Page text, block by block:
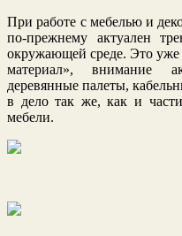
При работе с мебелью и
по-прежнему актуален
окружающей среде. Это уже
материал», внимание
деревянные палеты,
в дело так же, как и
мебели.